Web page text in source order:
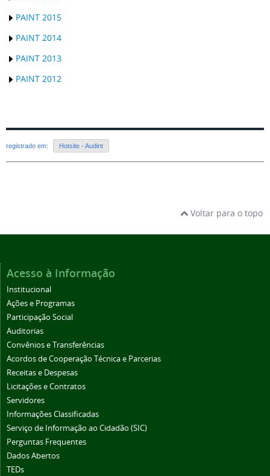
PAINT 2015
PAINT 2014
PAINT 2013
PAINT 2012
registrado em: Hotsite - Audint
Voltar para o topo
Acesso à Informação
Institucional
Ações e Programas
Participação Social
Auditorias
Convênios e Transferências
Acordos de Cooperação Técnica e Parcerias
Receitas e Despesas
Licitações e Contratos
Servidores
Informações Classificadas
Serviço de Informação ao Cidadão (SIC)
Perguntas Frequentes
Dados Abertos
TEDs